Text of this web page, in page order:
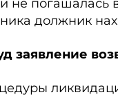
не погашалась
должник
заявление